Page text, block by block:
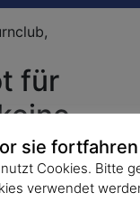
,
für
sie fortfahren
Cookies. Bitte
verwendet